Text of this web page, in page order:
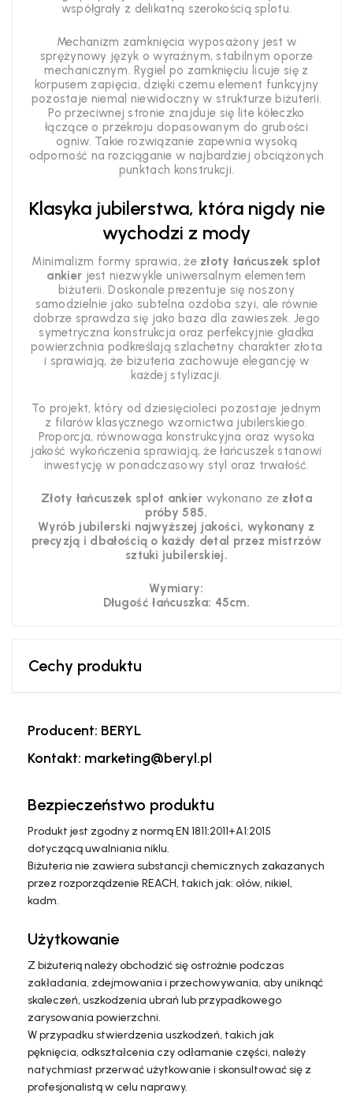
współgrały z delikatną szerokością splotu.
Mechanizm zamknięcia wyposażony jest w
sprężynowy język o wyraźnym, stabilnym oporze
mechanicznym. Rygiel po zamknięciu licuje się z
korpusem zapięcia, dzięki czemu element funkcyjny
pozostaje niemal niewidoczny w strukturze biżuterii.
Po przeciwnej stronie znajduje się lite kółeczko
łączące o przekroju dopasowanym do grubości
ogniw. Takie rozwiązanie zapewnia wysoką
odporność na rozciąganie w najbardziej obciążonych
punktach konstrukcji.
Klasyka jubilerstwa, która nigdy nie
wychodzi z mody
Minimalizm formy sprawia, że złoty łańcuszek splot
ankier jest niezwykle uniwersalnym elementem
biżuterii. Doskonale prezentuje się noszony
samodzielnie jako subtelna ozdoba szyi, ale równie
dobrze sprawdza się jako baza dla zawieszek. Jego
symetryczna konstrukcja oraz perfekcyjnie gładka
powierzchnia podkreślają szlachetny charakter złota
i sprawiają, że biżuteria zachowuje elegancję w
każdej stylizacji.
To projekt, który od dziesięcioleci pozostaje jednym
z filarów klasycznego wzornictwa jubilerskiego.
Proporcja, równowaga konstrukcyjna oraz wysoka
jakość wykończenia sprawiają, że łańcuszek stanowi
inwestycję w ponadczasowy styl oraz trwałość.
Złoty łańcuszek splot ankier wykonano ze złota
próby 585.
Wyrób jubilerski najwyższej jakości, wykonany z
precyzją i dbałością o każdy detal przez mistrzów
sztuki jubilerskiej.
Wymiary:
Długość łańcuszka: 45cm.
Cechy produktu
Producent: BERYL
Kontakt: marketing@beryl.pl
Bezpieczeństwo produktu
Produkt jest zgodny z normą EN 1811:2011+A1:2015
dotyczącą uwalniania niklu.
Biżuteria nie zawiera substancji chemicznych zakazanych
przez rozporządzenie REACH, takich jak: ołów, nikiel,
kadm.
Użytkowanie
Z biżuterią należy obchodzić się ostrożnie podczas
zakładania, zdejmowania i przechowywania, aby uniknąć
skaleczeń, uszkodzenia ubrań lub przypadkowego
zarysowania powierzchni.
W przypadku stwierdzenia uszkodzeń, takich jak
pęknięcia, odkształcenia czy odłamanie części, należy
natychmiast przerwać użytkowanie i skonsultować się z
profesjonalistą w celu naprawy.